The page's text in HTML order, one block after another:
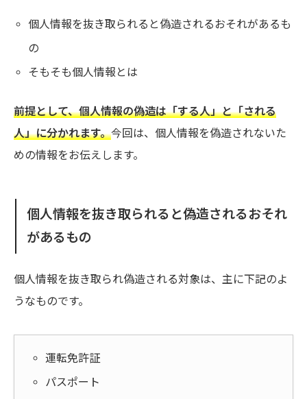
個人情報を抜き取られると偽造されるおそれがあるも
の
そもそも個人情報とは
前提として、個人情報の偽造は「する人」と「される
人」に分かれます。今回は、個人情報を偽造されないた
めの情報をお伝えします。
個人情報を抜き取られると偽造されるおそれ
があるもの
個人情報を抜き取られ偽造される対象は、主に下記のよ
うなものです。
運転免許証
パスポート